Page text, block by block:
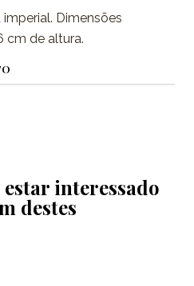
Dimensões
cm de altura.
interessado
destes